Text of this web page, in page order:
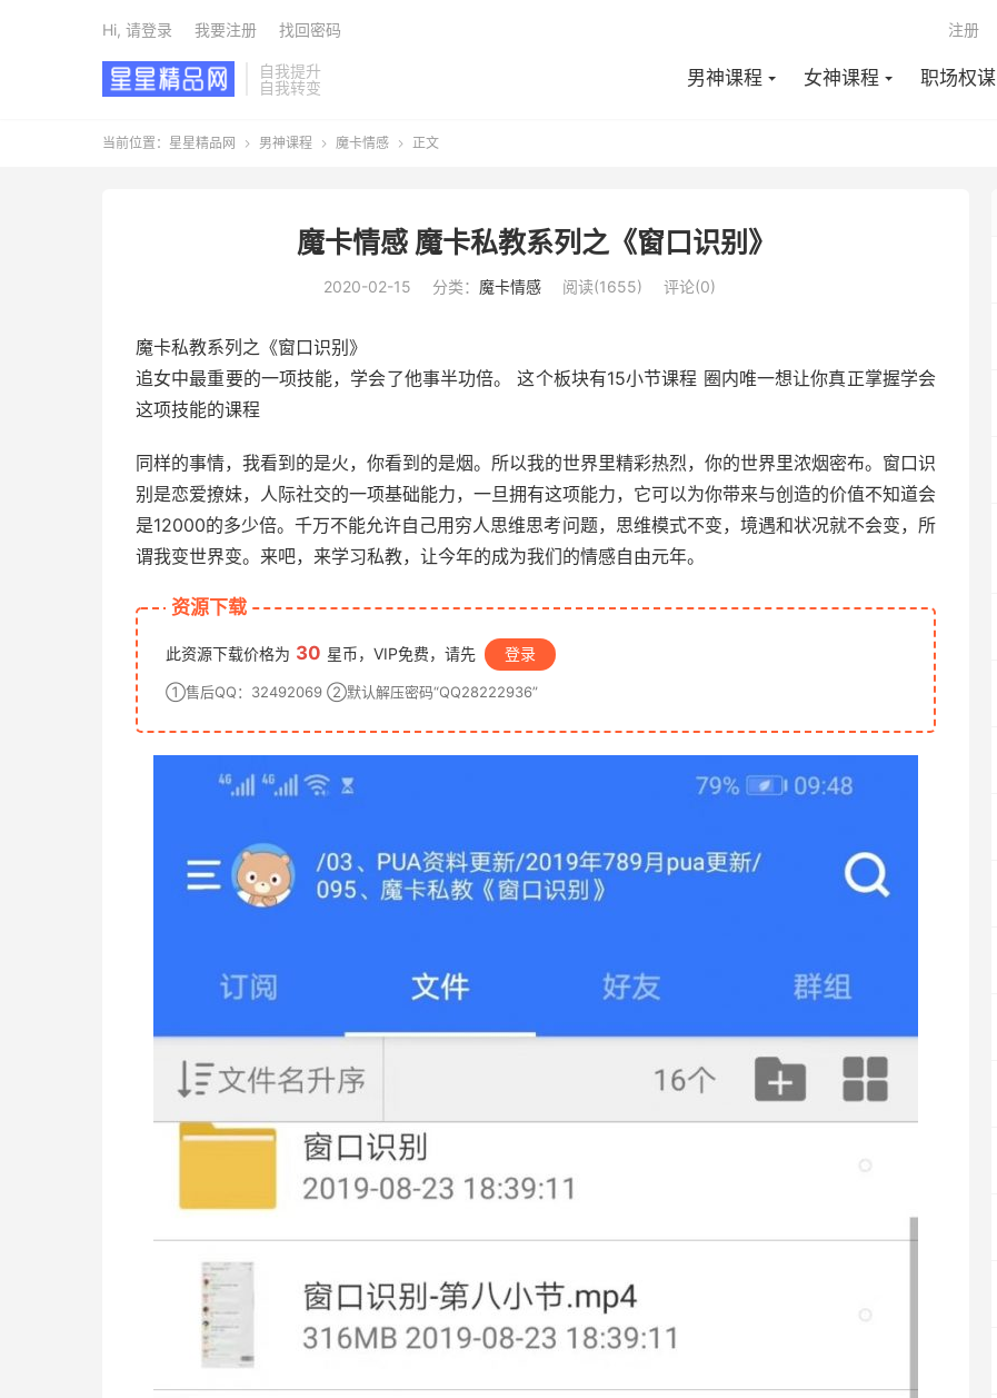
自我提升
自我转变
男神课程 女神课程 职场权谋
注册
Hi, 请登录 我要注册 找回密码
当前位置： 星星精品网  男神课程  魔卡情感  正文
魔卡情感 魔卡私教系列之《窗口识别》
2020-02-15 分类： 魔卡情感 阅读(1655) 评论(0)
魔卡私教系列之《窗口识别》
追女中最重要的一项技能，学会了他事半功倍。 这个板块有15小节课程 圈内唯一想让你真正掌握学会
这项技能的课程
同样的事情，我看到的是火，你看到的是烟。所以我的世界里精彩热烈，你的世界里浓烟密布。窗口识
别是恋爱撩妹，人际社交的一项基础能力，一旦拥有这项能力，它可以为你带来与创造的价值不知道会
是12000的多少倍。千万不能允许自己用穷人思维思考问题，思维模式不变，境遇和状况就不会变，所
谓我变世界变。来吧，来学习私教，让今年的成为我们的情感自由元年。
资源下载
此资源下载价格为 30 星币，VIP免费，请先 登录
①售后QQ：32492069 ②默认解压密码“QQ28222936”